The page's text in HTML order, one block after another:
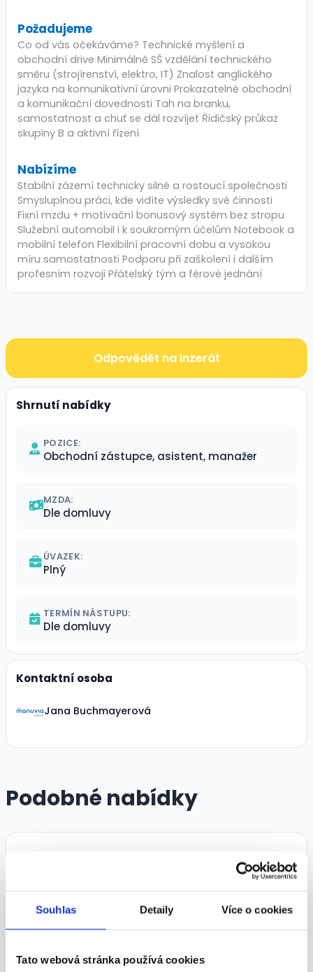
Souhlas Detaily Více o cookies
Tato webová stránka používá cookies
Požadujeme
Co od vás očekáváme? Technické myšlení a
obchodní drive Minimálně SŠ vzdělání technického
směru (strojírenství, elektro, IT) Znalost anglického
jazyka na komunikativní úrovni Prokazatelné obchodní
a komunikační dovednosti Tah na branku,
samostatnost a chuť se dál rozvíjet Řidičský průkaz
skupiny B a aktivní řízení
Nabízíme
Stabilní zázemí technicky silné a rostoucí společnosti
Smysluplnou práci, kde vidíte výsledky své činnosti
Fixní mzdu + motivační bonusový systém bez stropu
Služební automobil i k soukromým účelům Notebook a
mobilní telefon Flexibilní pracovní dobu a vysokou
míru samostatnosti Podporu při zaškolení i dalším
profesním rozvoji Přátelský tým a férové jednání
Odpovědět na inzerát
Shrnutí nabídky
POZICE:
Obchodní zástupce, asistent, manažer
MZDA:
Dle domluvy
ÚVAZEK:
Plný
TERMÍN NÁSTUPU:
Dle domluvy
Kontaktní osoba
Jana Buchmayerová
Podobné nabídky
Obchodník/Nákupčí (odpadové